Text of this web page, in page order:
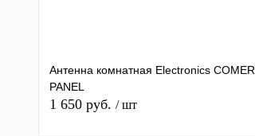
Антенна комнатная Electronics COMER
PANEL
1 650 руб. / шт